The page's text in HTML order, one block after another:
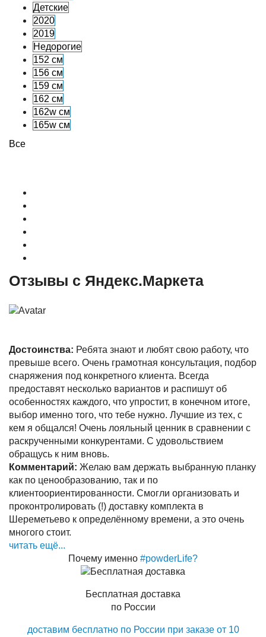
Детские
2020
2019
Недорогие
152 см
156 см
159 см
162 см
162w см
165w см
Все
Отзывы с Яндекс.Маркета
Достоинства: Ребята знают и любят свою работу, что
превыше всего. Очень грамотная консультация, подбор
снаряжения под конкретного клиента. Всегда
предоставят несколько вариантов и распишут об
особенностях каждого, что упростит, в конечном итоге,
выбор именно того, что тебе нужно. Лучшие из тех, с
кем я общался! Очень лояльный ценник в сравнении с
раскрученными конкурентами. С удовольствием
обращусь к ним вновь.
Комментарий: Желаю вам держать выбранную планку
как по ценообразованию, так и по
клиентоориентированности. Смогли организовать и
проконтролировать (!) доставку комплекта в
Шереметьево к определённому времени, а это очень
многого стоит.
читать ещё...
Почему именно #powderLife?
Бесплатная доставка
по России
доставим бесплатно по России при заказе от 10